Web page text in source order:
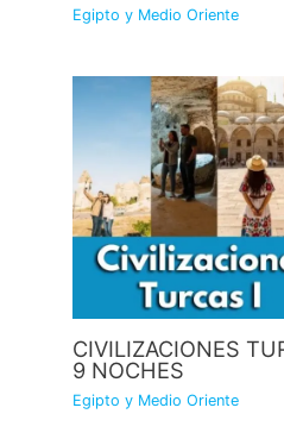
Egipto y Medio Oriente
CIVILIZACIONES
9 NOCHES
Egipto y Medio Oriente